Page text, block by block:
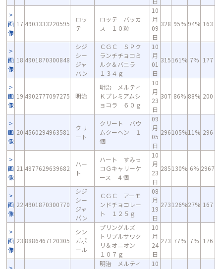
画
像
17 4903333220595
ロッ
テ
ロッテ バッカ
ス １０粒
10
月
09
日
328 95% 94% 163
画
像
18 4901870300848
シジ
シー
ジャ
パン
ＣＧＣ ＳＰク
ランチチョコミ
ルク＆バニラ
１３４ｇ
10
月
01
日
315161% 7% 177
画
像
19 4902777097275 明治
明治 メルティ
Ｋプレミアムシ
ョコラ ６０ｇ
10
月
23
日
307 86% 88% 200
画
像
20 4560294963581
クリ
ート
クリート バウ
ムクーヘン １
個
09
月
05
日
296105%11% 296
画
像
21 4977629639682
ハー
ト
ハート すみっ
コＧキャリーケ
ース ４個
10
月
23
日
285130% 6% 2967
画
像
22 4901870300770
シジ
シー
ジャ
パン
ＣＧＣ アーモ
ンドチョコレー
ト １２５ｇ
08
月
19
日
273126%27% 167
画
像
23 8886467120305
シン
ガポ
ール
プリングルズ
トリプルサワク
リ＆オニオン
１０７ｇ
10
月
24
日
273 77% 7% 176
明治 メルティ
10